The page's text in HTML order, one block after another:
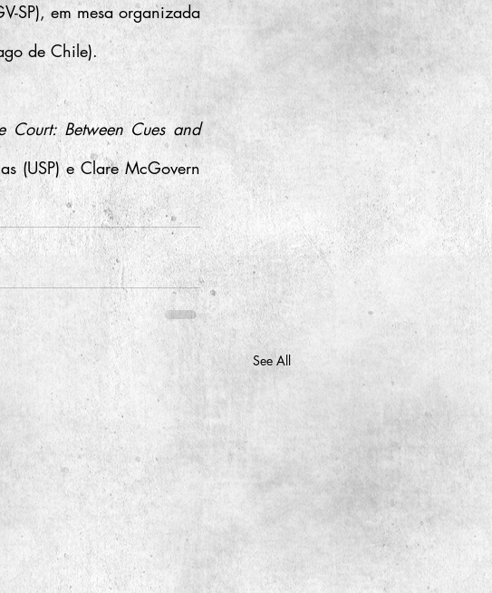
SP), em mesa organizada
de Chile).
Court: Between Cues and
(USP) e Clare McGovern
See All